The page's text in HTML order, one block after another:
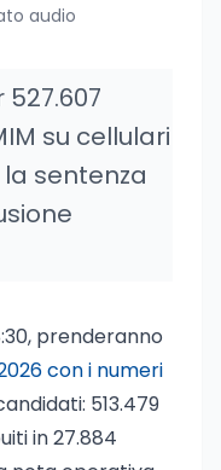
audio
su cellulari
sentenza
prenderanno
con i numeri
513.479
in 27.884